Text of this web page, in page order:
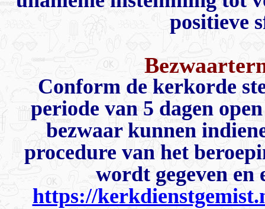
positieve
Conform de kerkorde
periode van 5 dagen
bezwaar kunnen
procedure van het
wordt gegeven
https://